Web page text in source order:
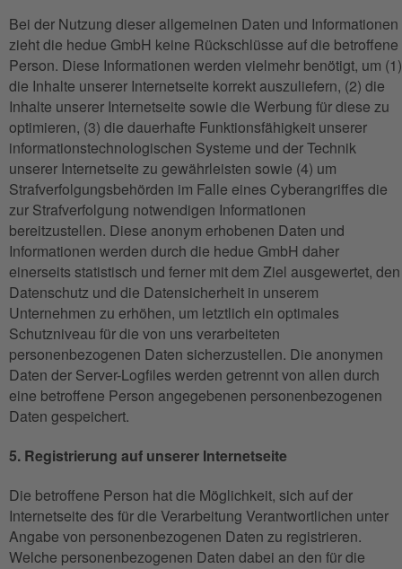
Bei der Nutzung dieser allgemeinen Daten und Informationen
zieht die hedue GmbH keine Rückschlüsse auf die betroffene
Person. Diese Informationen werden vielmehr benötigt, um (1)
die Inhalte unserer Internetseite korrekt auszuliefern, (2) die
Inhalte unserer Internetseite sowie die Werbung für diese zu
optimieren, (3) die dauerhafte Funktionsfähigkeit unserer
informationstechnologischen Systeme und der Technik
unserer Internetseite zu gewährleisten sowie (4) um
Strafverfolgungsbehörden im Falle eines Cyberangriffes die
zur Strafverfolgung notwendigen Informationen
bereitzustellen. Diese anonym erhobenen Daten und
Informationen werden durch die hedue GmbH daher
einerseits statistisch und ferner mit dem Ziel ausgewertet, den
Datenschutz und die Datensicherheit in unserem
Unternehmen zu erhöhen, um letztlich ein optimales
Schutzniveau für die von uns verarbeiteten
personenbezogenen Daten sicherzustellen. Die anonymen
Daten der Server-Logfiles werden getrennt von allen durch
eine betroffene Person angegebenen personenbezogenen
Daten gespeichert.
5. Registrierung auf unserer Internetseite
Die betroffene Person hat die Möglichkeit, sich auf der
Internetseite des für die Verarbeitung Verantwortlichen unter
Angabe von personenbezogenen Daten zu registrieren.
Welche personenbezogenen Daten dabei an den für die